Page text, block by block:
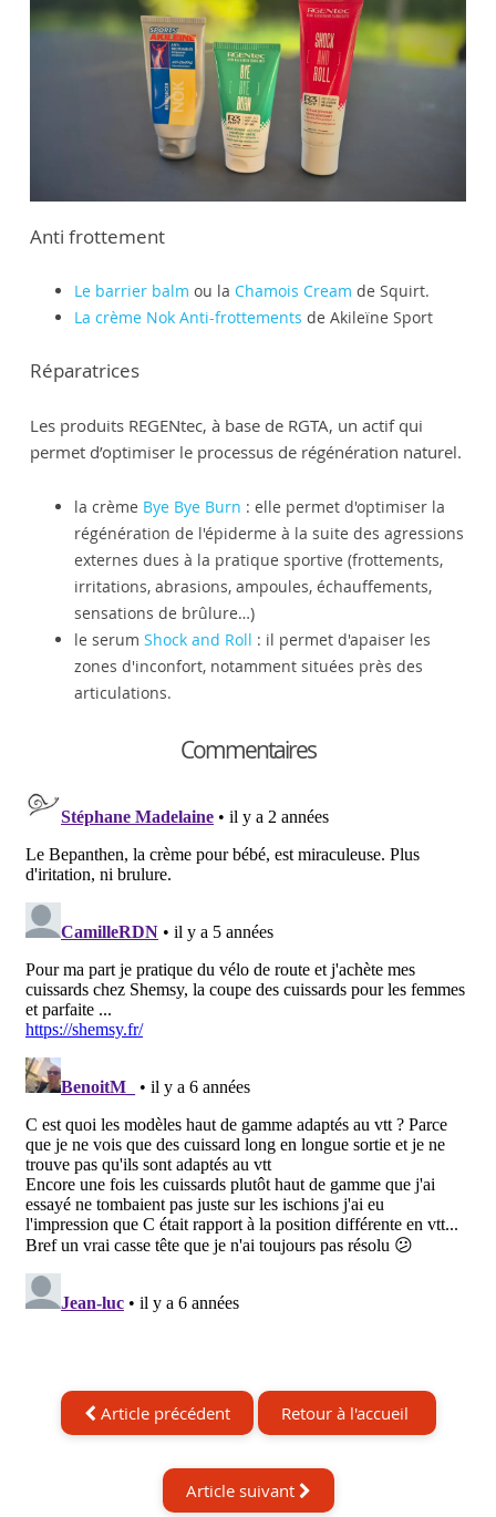
Anti frottement
Le barrier balm ou la Chamois Cream de Squirt.
La crème Nok Anti-frottements de Akileïne Sport
Réparatrices
Les produits REGENtec, à base de RGTA, un actif qui
permet d’optimiser le processus de régénération naturel.
la crème Bye Bye Burn : elle permet d'optimiser la
régénération de l'épiderme à la suite des agressions
externes dues à la pratique sportive (frottements,
irritations, abrasions, ampoules, échauffements,
sensations de brûlure…)
le serum Shock and Roll : il permet d'apaiser les
zones d'inconfort, notamment situées près des
articulations.
Commentaires
Article précédent Retour à l'accueil
Article suivant